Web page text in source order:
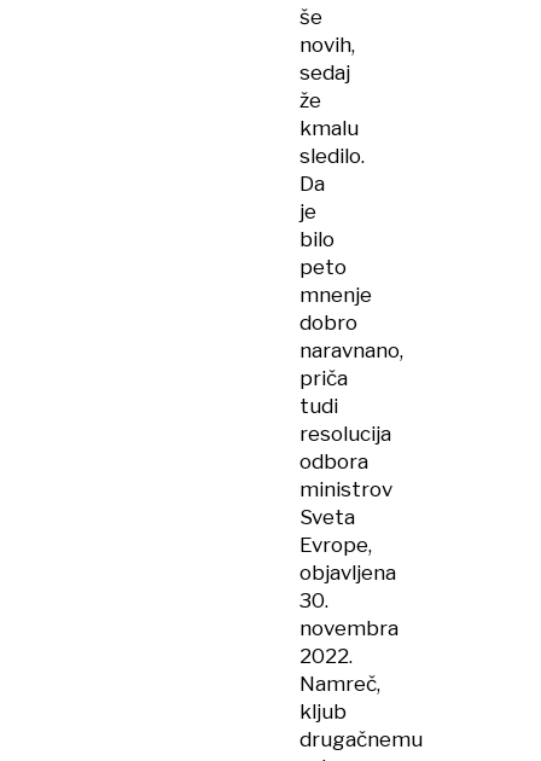
še
novih,
sedaj
že
kmalu
sledilo.
Da
je
bilo
peto
mnenje
dobro
naravnano,
priča
tudi
resolucija
odbora
ministrov
Sveta
Evrope,
objavljena
30.
novembra
2022.
Namreč,
kljub
drugačnemu